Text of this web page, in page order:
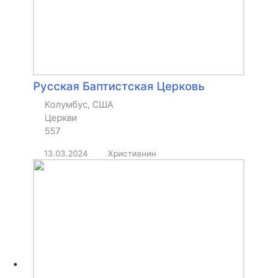
Русская Баптистская Церковь
Колумбус, США
Церкви
557
13.03.2024 Христианин